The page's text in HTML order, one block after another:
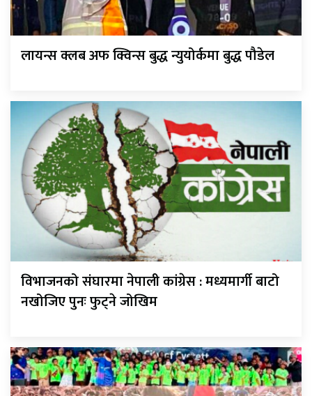
लायन्स क्लब अफ क्विन्स बुद्ध न्युयोर्कमा बुद्ध पौडेल
विभाजनको संघारमा नेपाली कांग्रेस : मध्यमार्गी बाटो
नखोजिए पुनः फुट्ने जोखिम